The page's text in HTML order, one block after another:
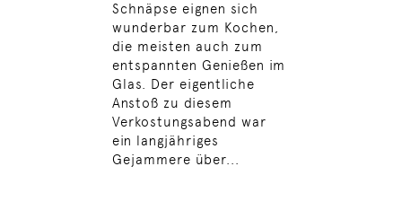
Schnäpse eignen sich
wunderbar zum Kochen,
die meisten auch zum
entspannten Genießen im
Glas. Der eigentliche
Anstoß zu diesem
Verkostungsabend war
ein langjähriges
Gejammere über...